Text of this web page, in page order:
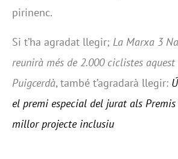
pirinenc.
Si t’ha agradat llegir; La Marxa 3
reunirà més de 2.000 ciclistes
Puigcerdà, també t’agradarà llegir:
el premi especial del jurat als
millor projecte inclusiu